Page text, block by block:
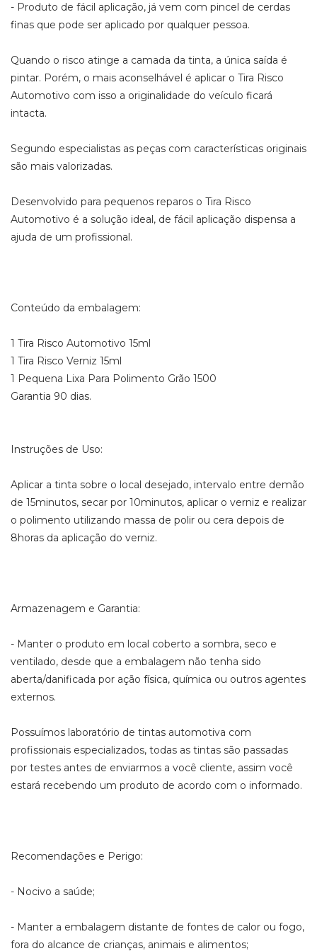
- Produto de fácil aplicação, já vem com pincel de cerdas
finas que pode ser aplicado por qualquer pessoa.
Quando o risco atinge a camada da tinta, a única saída é
pintar. Porém, o mais aconselhável é aplicar o Tira Risco
Automotivo com isso a originalidade do veículo ficará
intacta.
Segundo especialistas as peças com características originais
são mais valorizadas.
Desenvolvido para pequenos reparos o Tira Risco
Automotivo é a solução ideal, de fácil aplicação dispensa a
ajuda de um profissional.
Conteúdo da embalagem:
1 Tira Risco Automotivo 15ml
1 Tira Risco Verniz 15ml
1 Pequena Lixa Para Polimento Grão 1500
Garantia 90 dias.
Instruções de Uso:
Aplicar a tinta sobre o local desejado, intervalo entre demão
de 15minutos, secar por 10minutos, aplicar o verniz e realizar
o polimento utilizando massa de polir ou cera depois de
8horas da aplicação do verniz.
Armazenagem e Garantia:
- Manter o produto em local coberto a sombra, seco e
ventilado, desde que a embalagem não tenha sido
aberta/danificada por ação física, química ou outros agentes
externos.
Possuímos laboratório de tintas automotiva com
profissionais especializados, todas as tintas são passadas
por testes antes de enviarmos a você cliente, assim você
estará recebendo um produto de acordo com o informado.
Recomendações e Perigo:
- Nocivo a saúde;
- Manter a embalagem distante de fontes de calor ou fogo,
fora do alcance de crianças, animais e alimentos;